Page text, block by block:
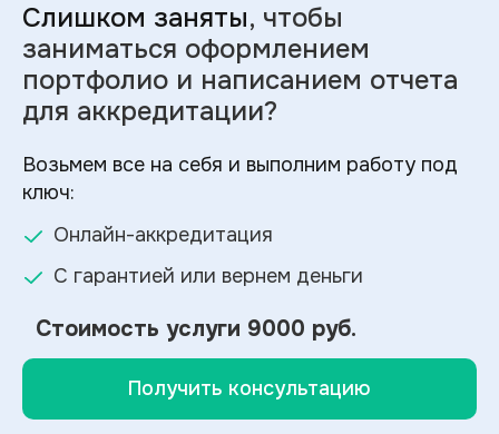
Слишком заняты, чтобы
заниматься оформлением
портфолио и написанием отчета
для аккредитации?
Возьмем все на себя и выполним работу под
ключ:
Онлайн-аккредитация
С гарантией или вернем деньги
Стоимость услуги 9000 руб.
Получить консультацию